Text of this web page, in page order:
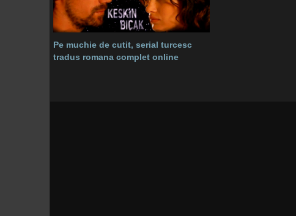
Pe muchie de cutit, serial turcesc
tradus romana complet online